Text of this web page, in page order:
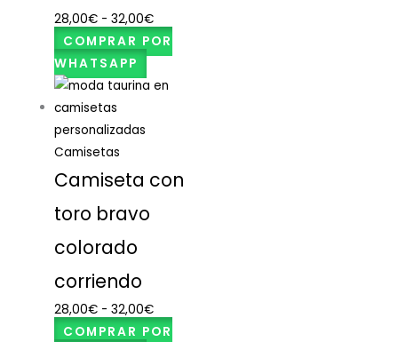
28,00€ - 32,00€
COMPRAR POR
WHATSAPP
Camisetas
Camiseta con
toro bravo
colorado
corriendo
28,00€ - 32,00€
COMPRAR POR